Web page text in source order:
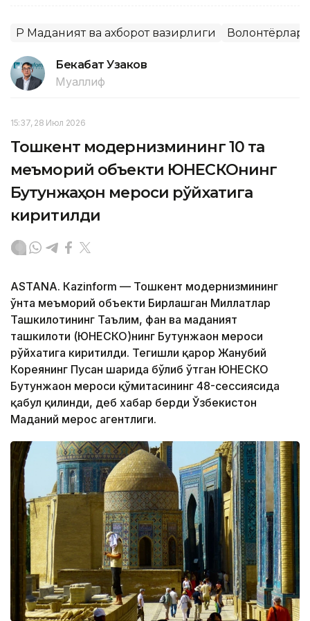
ҚР Маданият ва ахборот вазирлиги Волонтёрлар
Бекабат Узаков
Муаллиф
15:37, 28 Июл 2026
Тошкент модернизмининг 10 та
меъморий объекти ЮНEСКОнинг
Бутунжаҳон мероси рўйхатига
киритилди
ASTANА. Кazinform — Тошкент модернизмининг
ўнта меъморий объекти Бирлашган Миллатлар
Ташкилотининг Таълим, фан ва маданият
ташкилоти (ЮНEСКО)нинг Бутунжаҳон мероси
рўйхатига киритилди. Тегишли қарор Жанубий
Кореянинг Пусан ​​шаҳрида бўлиб ўтган ЮНEСКО
Бутунжаҳон мероси қўмитасининг 48-сессиясида
қабул қилинди, деб хабар берди Ўзбекистон
Маданий мерос агентлиги.